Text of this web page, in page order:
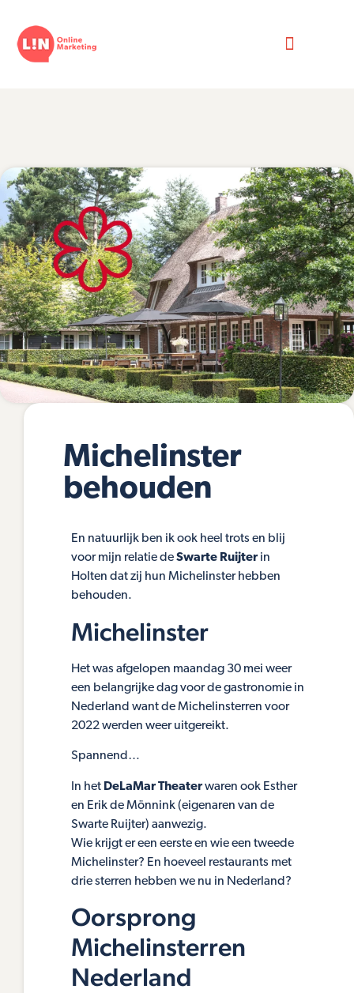
Michelinster
behouden
En natuurlijk ben ik ook heel trots en blij
voor mijn relatie deSwarte Ruijterin
Holten dat zij hun Michelinster hebben
behouden.
Michelinster
Het was afgelopen maandag 30 mei weer
een belangrijke dag voor de gastronomie in
Nederland want de Michelinsterren voor
2022 werden weer uitgereikt.
Spannend…
In het DeLaMar Theaterwaren ook Esther
en Erik de Mönnink (eigenaren van de
Swarte Ruijter) aanwezig.
Wie krijgt er een eerste en wie een tweede
Michelinster? En hoeveel restaurants met
drie sterren hebben we nu in Nederland?
Oorsprong
Michelinsterren
Nederland